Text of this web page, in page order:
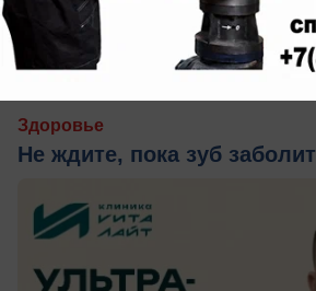
вчера в 15:30
Здоровье
Не ждите, пока зуб заболит